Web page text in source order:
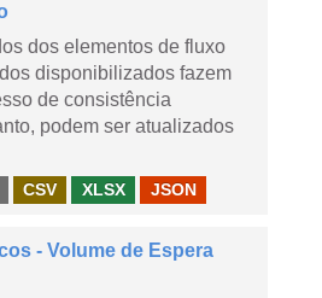
dos elementos de fluxo
disponibilizados fazem
de consistência
podem ser atualizados
CSV XLSX JSON
- Volume de Espera